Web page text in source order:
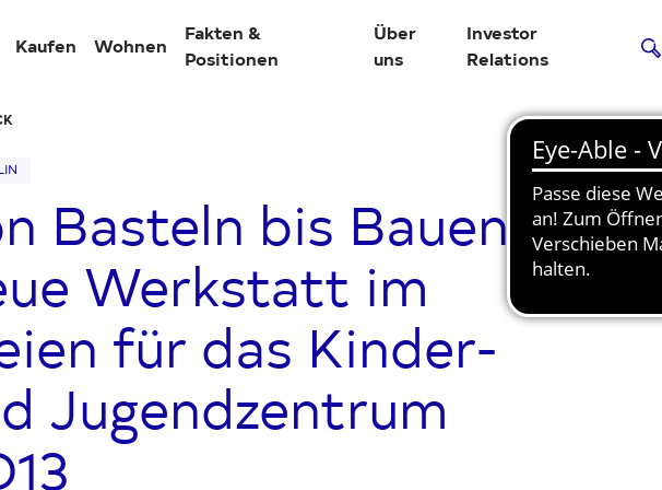
Kaufen Wohnen
Fakten &
Positionen
Stand
Über
uns
Übersicht Unternehmen
Unternehmensprofil
Unternehmensgeschichte
Übersicht Presse & News
Aktuelle Meldungen
Downloads
Investor
Relations
Basteln bis Bauen:
Werkstatt im
für das Kinder-
Jugendzentrum